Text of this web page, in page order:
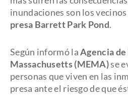
inundaciones son los
presa Barrett Park Pond.
Según informó laAgencia de
Massachusetts (MEMA)se
personas que viven en las
presa ante el riesgo de que